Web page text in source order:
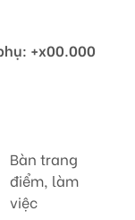
+x00.000
Bàn trang
điểm, làm
việc